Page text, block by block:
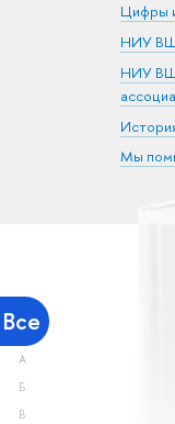
Цифры
НИУ
НИУ
Мы
Все
А
Б
В